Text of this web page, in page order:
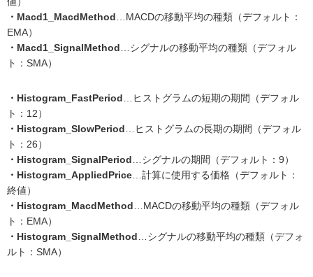
・Macd1_MacdMethod …MACDの移動平均の種類（デフォルト：
EMA）
・Macd1_SignalMethod …シグナルの移動平均の種類（デフォル
ト：SMA）
・Histogram_FastPeriod …ヒストグラムの短期の期間（デフォル
ト：12）
・Histogram_SlowPeriod …ヒストグラムの長期の期間（デフォル
ト：26）
・Histogram_SignalPeriod …シグナルの期間（デフォルト：9）
・Histogram_AppliedPrice …計算に使用する価格（デフォルト：
終値）
・Histogram_MacdMethod …MACDの移動平均の種類（デフォル
ト：EMA）
・Histogram_SignalMethod …シグナルの移動平均の種類（デフォ
ルト：SMA）